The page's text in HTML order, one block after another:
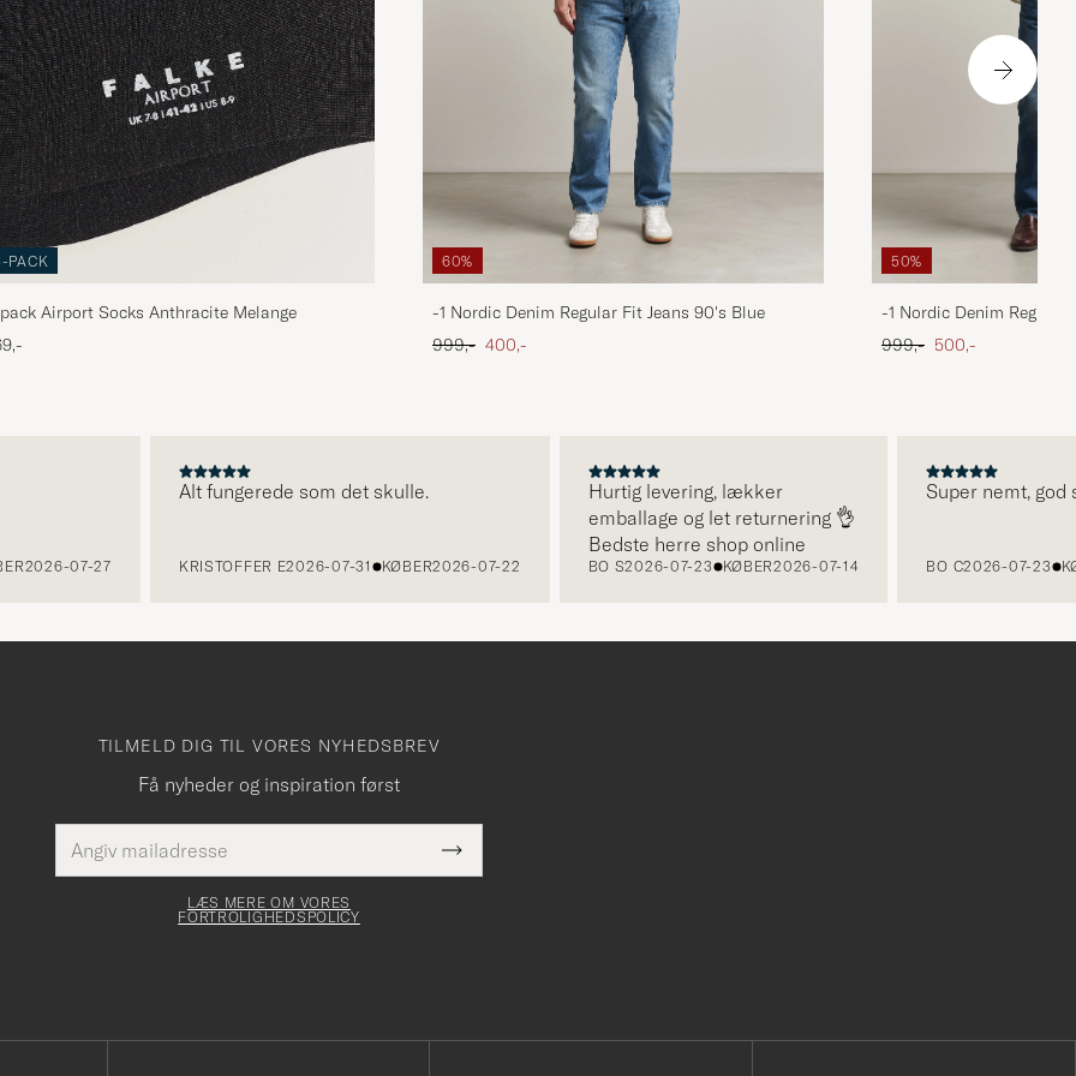
PACK
Airport Socks Anthracite Melange
60%
-1 Nordic Denim Regular Fit Jeans 90's Blue
Ordinary pris
999,- Nedsat pris
400,-
50%
-1 Nordic Denim Regular
Ordinary pris
999,- Nedsat pris
500,-
07-27
Alt fungerede som det skulle.
KRISTOFFER E2026-07-31 KØBER2026-07-22
Hurtig levering, lækker
emballage og let returnering 👌
Bedste herre shop online
BO S2026-07-23 KØBER2026-07-14
Super nemt, god
BO C2026-07-23
TILMELD DIG TIL VORES NYHEDSBREV
Få nyheder og inspiration først
mailadresse
Dette
felt skal
Submit
Newsletter
LÆS MERE OM VORES
FORTROLIGHEDSPOLICY